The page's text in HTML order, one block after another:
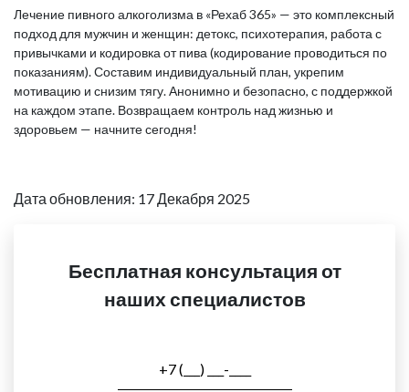
Лечение пивного алкоголизма в «Рехаб 365» — это комплексный
подход для мужчин и женщин: детокс, психотерапия, работа с
привычками и кодировка от пива (кодирование проводиться по
показаниям). Составим индивидуальный план, укрепим
мотивацию и снизим тягу. Анонимно и безопасно, с поддержкой
на каждом этапе. Возвращаем контроль над жизнью и
здоровьем — начните сегодня!
Дата обновления: 17 Декабря 2025
Бесплатная консультация от
наших специалистов